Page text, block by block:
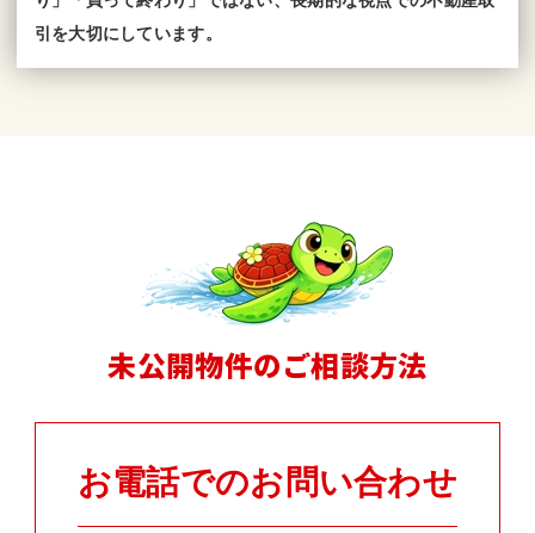
引を大切にしています。
未公開物件のご相談方法
お電話でのお問い合わせ